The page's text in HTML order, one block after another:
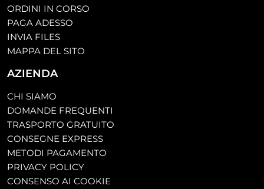
ORDINI IN CORSO
PAGA ADESSO
INVIA FILES
MAPPA DEL SITO
AZIENDA
CHI SIAMO
DOMANDE FREQUENTI
TRASPORTO GRATUITO
CONSEGNE EXPRESS
METODI PAGAMENTO
PRIVACY POLICY
CONSENSO AI COOKIE